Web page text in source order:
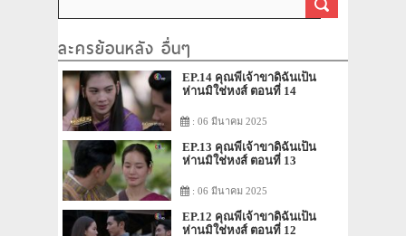
ละครย้อนหลัง อื่นๆ
EP.14 คุณพี่เจ้าขาดิฉันเป็น
ห่านมิใช่หงส์ ตอนที่ 14
: 06 มีนาคม 2025
EP.13 คุณพี่เจ้าขาดิฉันเป็น
ห่านมิใช่หงส์ ตอนที่ 13
: 06 มีนาคม 2025
EP.12 คุณพี่เจ้าขาดิฉันเป็น
ห่านมิใช่หงส์ ตอนที่ 12